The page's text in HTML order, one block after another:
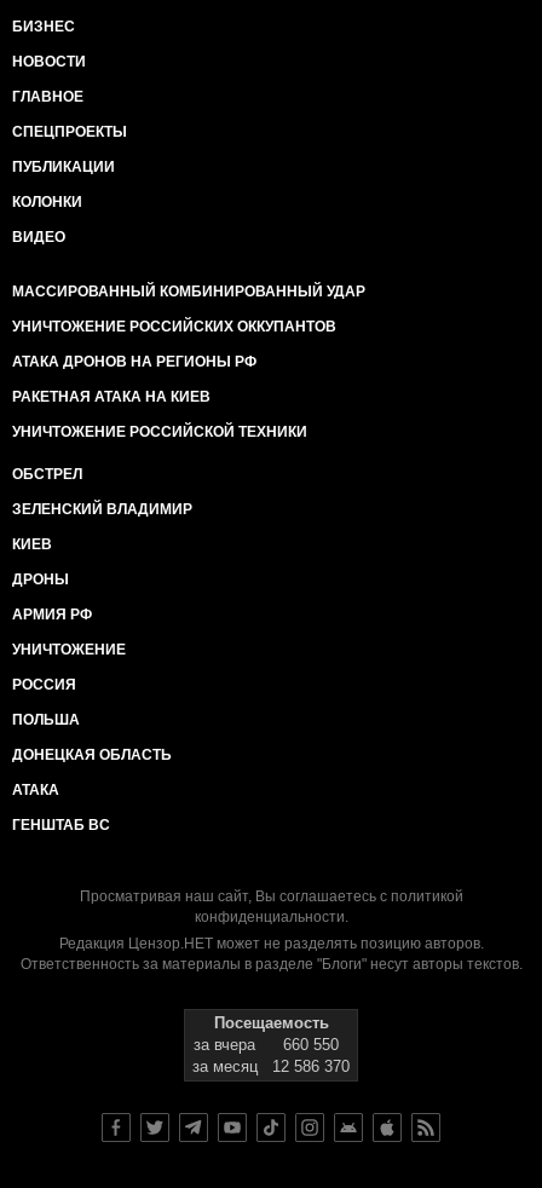
БИЗНЕС
НОВОСТИ
ГЛАВНОЕ
СПЕЦПРОЕКТЫ
ПУБЛИКАЦИИ
КОЛОНКИ
ВИДЕО
МАССИРОВАННЫЙ КОМБИНИРОВАННЫЙ УДАР
УНИЧТОЖЕНИЕ РОССИЙСКИХ ОККУПАНТОВ
АТАКА ДРОНОВ НА РЕГИОНЫ РФ
РАКЕТНАЯ АТАКА НА КИЕВ
УНИЧТОЖЕНИЕ РОССИЙСКОЙ ТЕХНИКИ
ОБСТРЕЛ
ЗЕЛЕНСКИЙ ВЛАДИМИР
КИЕВ
ДРОНЫ
АРМИЯ РФ
УНИЧТОЖЕНИЕ
РОССИЯ
ПОЛЬША
ДОНЕЦКАЯ ОБЛАСТЬ
АТАКА
ГЕНШТАБ ВС
Просматривая наш сайт, Вы соглашаетесь с политикой
конфиденциальности.
Редакция Цензор.НЕТ может не разделять позицию авторов.
Ответственность за материалы в разделе "Блоги" несут авторы текстов.
Посещаемость
за вчера
660 550
за месяц
12 586 370